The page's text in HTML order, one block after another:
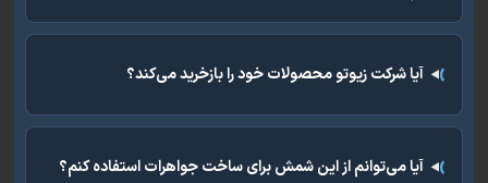
آیا شرکت زیوتو محصولات خود را بازخرید می‌کند؟
آیا می‌توانم از این شمش برای ساخت جواهرات استفاده کنم؟